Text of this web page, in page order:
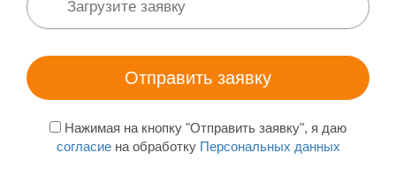
Нажимая на кнопку "Отправить заявку", я даю
согласиена обработку Персональных данных